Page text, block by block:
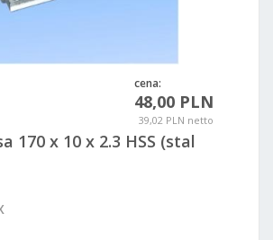
cena:
48,00 PLN
39,02 PLN netto
170 x 10 x 2.3 HSS (stal